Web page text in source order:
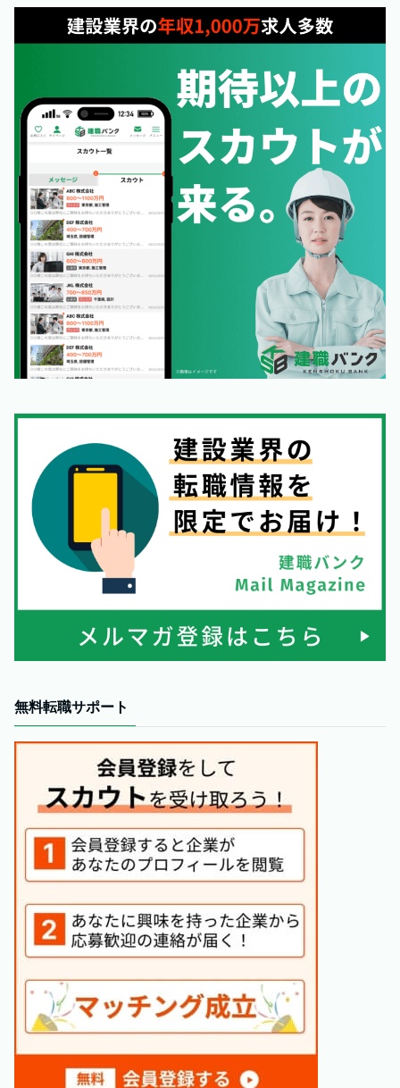
無料転職サポート